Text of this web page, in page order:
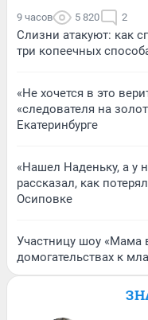
9 часов 5 820 2
Слизни атакуют: как
три копеечных
«Не хочется в это
«следователя на
Екатеринбурге
«Нашел Наденьку, а у
рассказал, как
Осиповке
Участницу шоу «Мама
домогательствах к